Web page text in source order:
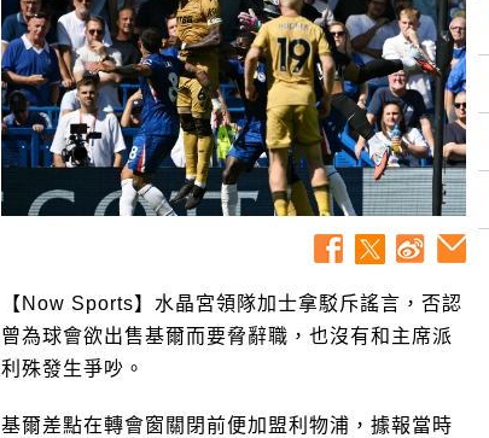
【Now Sports】水晶宮領隊加士拿駁斥謠言，否認
曾為球會欲出售基爾而要脅辭職，也沒有和主席派
利殊發生爭吵。
基爾差點在轉會窗關閉前便加盟利物浦，據報當時